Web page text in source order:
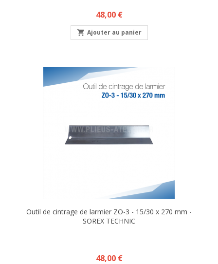
Prix
48,00 €
 Ajouter au panier
Outil de cintrage de larmier ZO-3 - 15/30 x 270 mm -
SOREX TECHNIC
Prix
48,00 €